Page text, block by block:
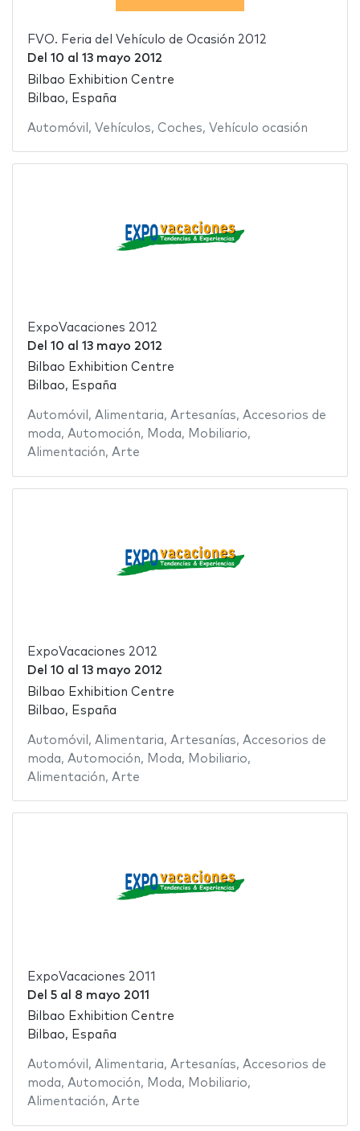
FVO. Feria del Vehículo de Ocasión 2012
Del 10 al 13 mayo 2012
Bilbao Exhibition Centre
Bilbao, España
Automóvil , Vehículos, Coches, Vehículo ocasión
ExpoVacaciones 2012
Del 10 al 13 mayo 2012
Bilbao Exhibition Centre
Bilbao, España
Automóvil , Alimentaria, Artesanías, Accesorios de
moda, Automoción, Moda, Mobiliario,
Alimentación, Arte
ExpoVacaciones 2012
Del 10 al 13 mayo 2012
Bilbao Exhibition Centre
Bilbao, España
Automóvil , Alimentaria, Artesanías, Accesorios de
moda, Automoción, Moda, Mobiliario,
Alimentación, Arte
ExpoVacaciones 2011
Del 5al 8 mayo 2011
Bilbao Exhibition Centre
Bilbao, España
Automóvil , Alimentaria, Artesanías, Accesorios de
moda, Automoción, Moda, Mobiliario,
Alimentación, Arte